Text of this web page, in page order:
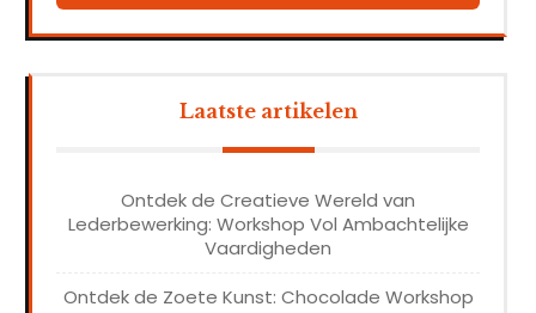
Laatste artikelen
Ontdek de Creatieve Wereld van
Lederbewerking: Workshop Vol Ambachtelijke
Vaardigheden
Ontdek de Zoete Kunst: Chocolade Workshop